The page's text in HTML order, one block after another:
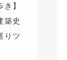
】
築史
りツ